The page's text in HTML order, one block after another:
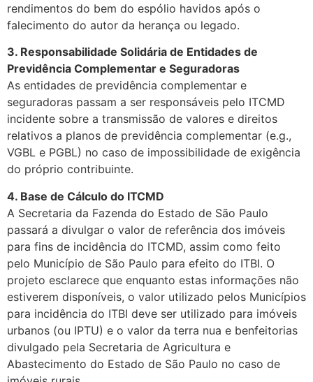
rendimentos do bem do espólio havidos após o
falecimento do autor da herança ou legado.
3. Responsabilidade Solidária de Entidades de
Previdência Complementar e Seguradoras
As entidades de previdência complementar e
seguradoras passam a ser responsáveis pelo ITCMD
incidente sobre a transmissão de valores e direitos
relativos a planos de previdência complementar (e.g.,
VGBL e PGBL) no caso de impossibilidade de exigência
do próprio contribuinte.
4. Base de Cálculo do ITCMD
A Secretaria da Fazenda do Estado de São Paulo
passará a divulgar o valor de referência dos imóveis
para fins de incidência do ITCMD, assim como feito
pelo Município de São Paulo para efeito do ITBI. O
projeto esclarece que enquanto estas informações não
estiverem disponíveis, o valor utilizado pelos Municípios
para incidência do ITBI deve ser utilizado para imóveis
urbanos (ou IPTU) e o valor da terra nua e benfeitorias
divulgado pela Secretaria de Agricultura e
Abastecimento do Estado de São Paulo no caso de